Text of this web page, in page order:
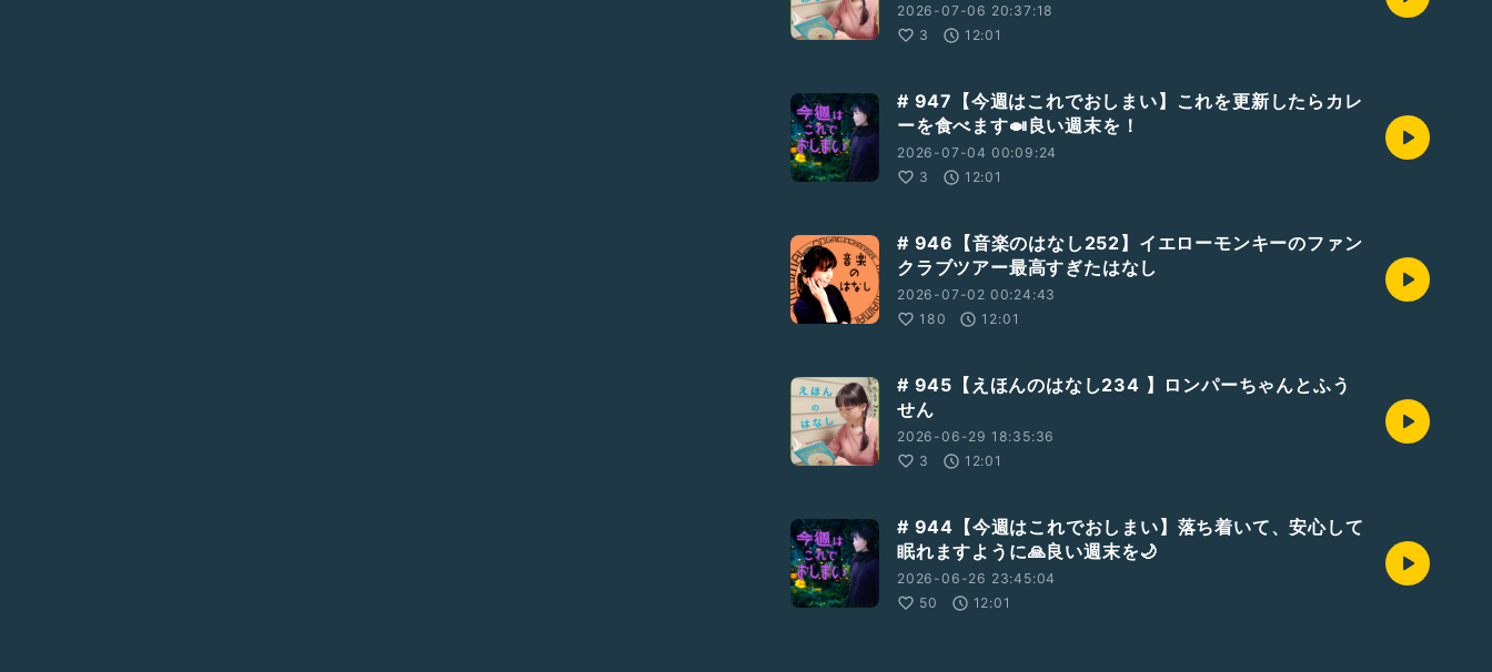
2026-07-06 20:37:18
3
12:01
# 947【今週はこれでおしまい】これを更新したらカレ
ーを食べます🍛良い週末を！
2026-07-04 00:09:24
3
12:01
# 946【音楽のはなし252】イエローモンキーのファン
クラブツアー最高すぎたはなし
2026-07-02 00:24:43
180
12:01
# 945【えほんのはなし234 】ロンパーちゃんとふう
せん
2026-06-29 18:35:36
3
12:01
# 944【今週はこれでおしまい】落ち着いて、安心して
眠れますように🙏良い週末を🌙
2026-06-26 23:45:04
50
12:01